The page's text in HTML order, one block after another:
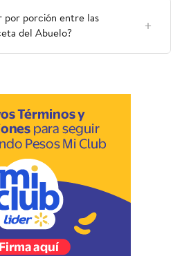
por porción entre las
del Abuelo?